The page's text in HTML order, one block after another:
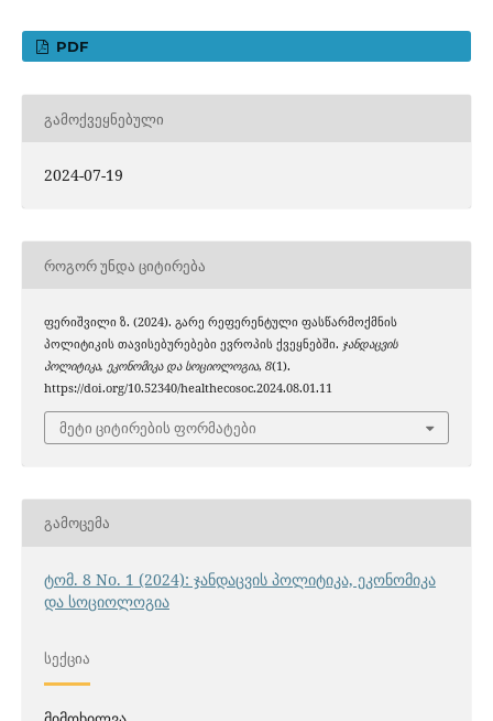
PDF
ᲒᲐᲛᲝᲥᲕᲔᲧᲜᲔᲑᲣᲚᲘ
2024-07-19
ᲠᲝᲒᲝᲠ ᲣᲜᲓᲐ ᲪᲘᲢᲘᲠᲔᲑᲐ
ფერიშვილი ზ. (2024). გარე რეფერენტული ფასწარმოქმნის
პოლიტიკის თავისებურებები ევროპის ქვეყნებში. ჯანდაცვის
პოლიტიკა, ეკონომიკა და სოციოლოგია, 8(1).
https://doi.org/10.52340/healthecosoc.2024.08.01.11
მეტი ციტირების ფორმატები
ᲒᲐᲛᲝᲪᲔᲛᲐ
ტომ. 8 No. 1 (2024): ჯანდაცვის პოლიტიკა, ეკონომიკა
და სოციოლოგია
ᲡᲔᲥᲪᲘᲐ